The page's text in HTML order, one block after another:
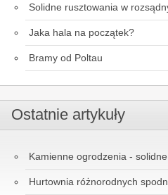
Solidne rusztowania w
Jaka hala na początek?
Bramy od Poltau
Ostatnie artykuły
Kamienne ogrodzenia -
Hurtownia różnorodnych